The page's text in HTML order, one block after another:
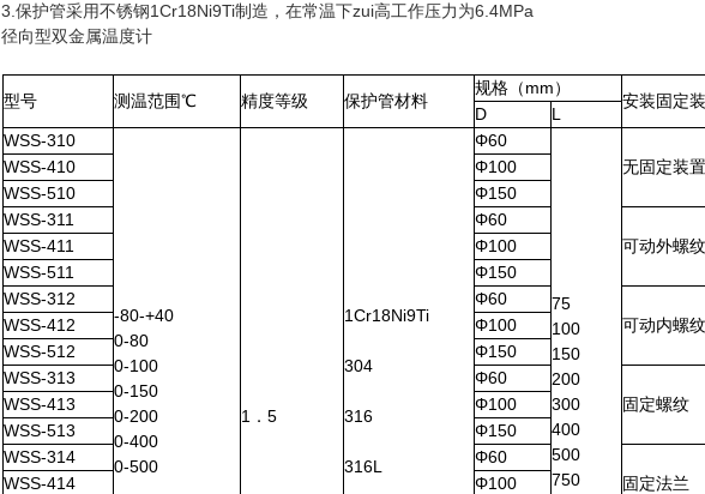
3.保护管采用不锈钢1Cr18Ni9Ti制造，在常温下zui高工作压力为6.4MPa
径向型双金属温度计
型号 测温范围℃ 精度等级 保护管材料
规格（mm）
安装固定
D
L
WSS-310
-80-+40
0-80
0-100
0-150
0-200
0-400
0-500
1．5
1Cr18Ni9Ti
304
316
316L
Φ60
75
100
150
200
300
400
500
750
无固定装置
WSS-410
Φ100
WSS-510
Φ150
WSS-311
Φ60
可动外螺纹
WSS-411
Φ100
WSS-511
Φ150
WSS-312
Φ60
可动内螺纹
WSS-412
Φ100
WSS-512
Φ150
WSS-313
Φ60
固定螺纹
WSS-413
Φ100
WSS-513
Φ150
WSS-314
Φ60
固定法兰
WSS-414
Φ100